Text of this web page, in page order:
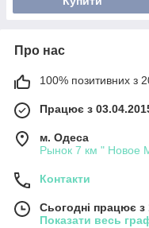
Про нас
100% позитивних з 20
Працює з
м. Одеса
Рынок 7 км " Новое
Контакти
Сьогодні працює з
Показати весь